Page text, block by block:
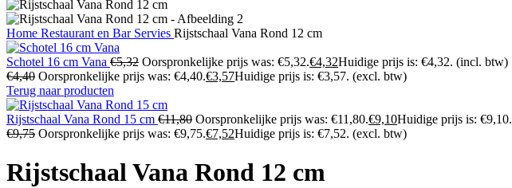
Home Restaurant en Bar Servies Rijstschaal Vana Rond 12 cm
Schotel 16 cm Vana €5,32 Oorspronkelijke prijs was: €5,32.€4,32Huidige prijs is: €4,32. (incl. btw)
€4,40 Oorspronkelijke prijs was: €4,40.€3,57Huidige prijs is: €3,57. (excl. btw)
Terug naar producten
Rijstschaal Vana Rond 15 cm €11,80 Oorspronkelijke prijs was: €11,80.€9,10Huidige prijs is: €9,10.
€9,75 Oorspronkelijke prijs was: €9,75.€7,52Huidige prijs is: €7,52. (excl. btw)
Rijstschaal Vana Rond 12 cm